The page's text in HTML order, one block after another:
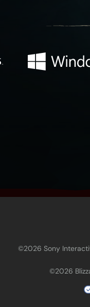
©2026 Sony
©2026